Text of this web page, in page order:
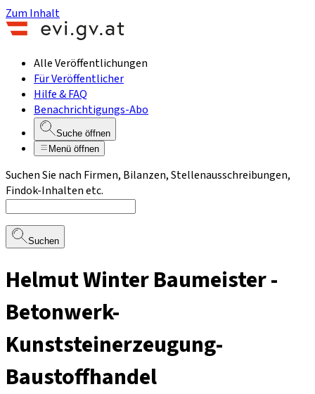
Zum Inhalt
Alle Veröffentlichungen
Für Veröffentlicher
Hilfe & FAQ
Benachrichtigungs-Abo
Suche öffnen
Menü öffnen
Suchen Sie nach Firmen, Bilanzen, Stellenausschreibungen,
Findok-Inhalten etc.
Suchen
Helmut Winter Baumeister -
Betonwerk-
Kunststeinerzeugung-
Baustoffhandel